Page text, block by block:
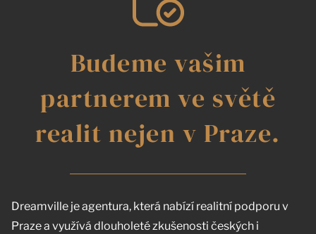
Budeme vašim
partnerem ve světě
realit nejen v Praze.
Dreamville je agentura, která nabízí realitní podporu v
Praze a využívá dlouholeté zkušenosti českých i